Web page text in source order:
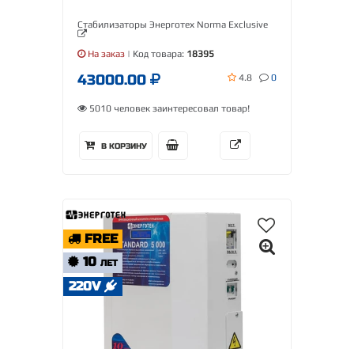
Стабилизаторы Энерготех Norma Exclusive
На заказ | Код товара: 18395
43000.00 4.8 0
5010 человек заинтересовал товар!
В КОРЗИНУ
FREE
10 ЛЕТ
220V